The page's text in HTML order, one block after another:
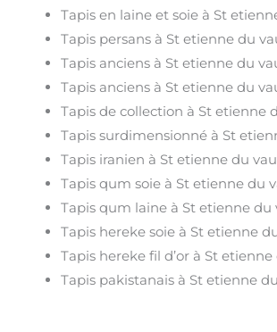
Tapis en laine et soie à St
Tapis persans à St etienne du
Tapis anciens à St etienne du
Tapis anciens à St etienne du
Tapis de collection à St etienne
Tapis surdimensionné à St
Tapis iranien à St etienne du
Tapis qum soie à St etienne du
Tapis qum laine à St etienne du
Tapis hereke soie à St etienne
Tapis hereke fil d’or à St
Tapis pakistanais à St etienne